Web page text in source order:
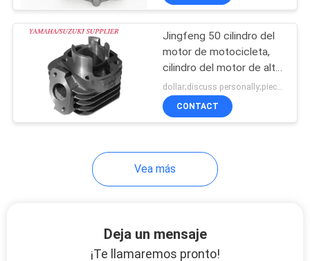
Jingfeng 50 cilindro del
motor de motocicleta,
cilindro del motor de alta
intensidad
dollar;discuss personally;piece MOQ:Negociación
CONTACT
Vea más
Deja un mensaje
¡Te llamaremos pronto!